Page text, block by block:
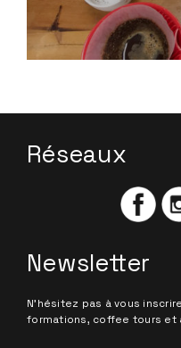
Réseaux
Newsletter
N'hésitez pas à vous
formations, coffee tours et